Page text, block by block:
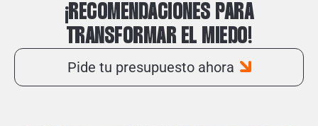
¡RECOMENDACIONES PARA
TRANSFORMAR EL MIEDO!
Pide tu presupuesto ahora